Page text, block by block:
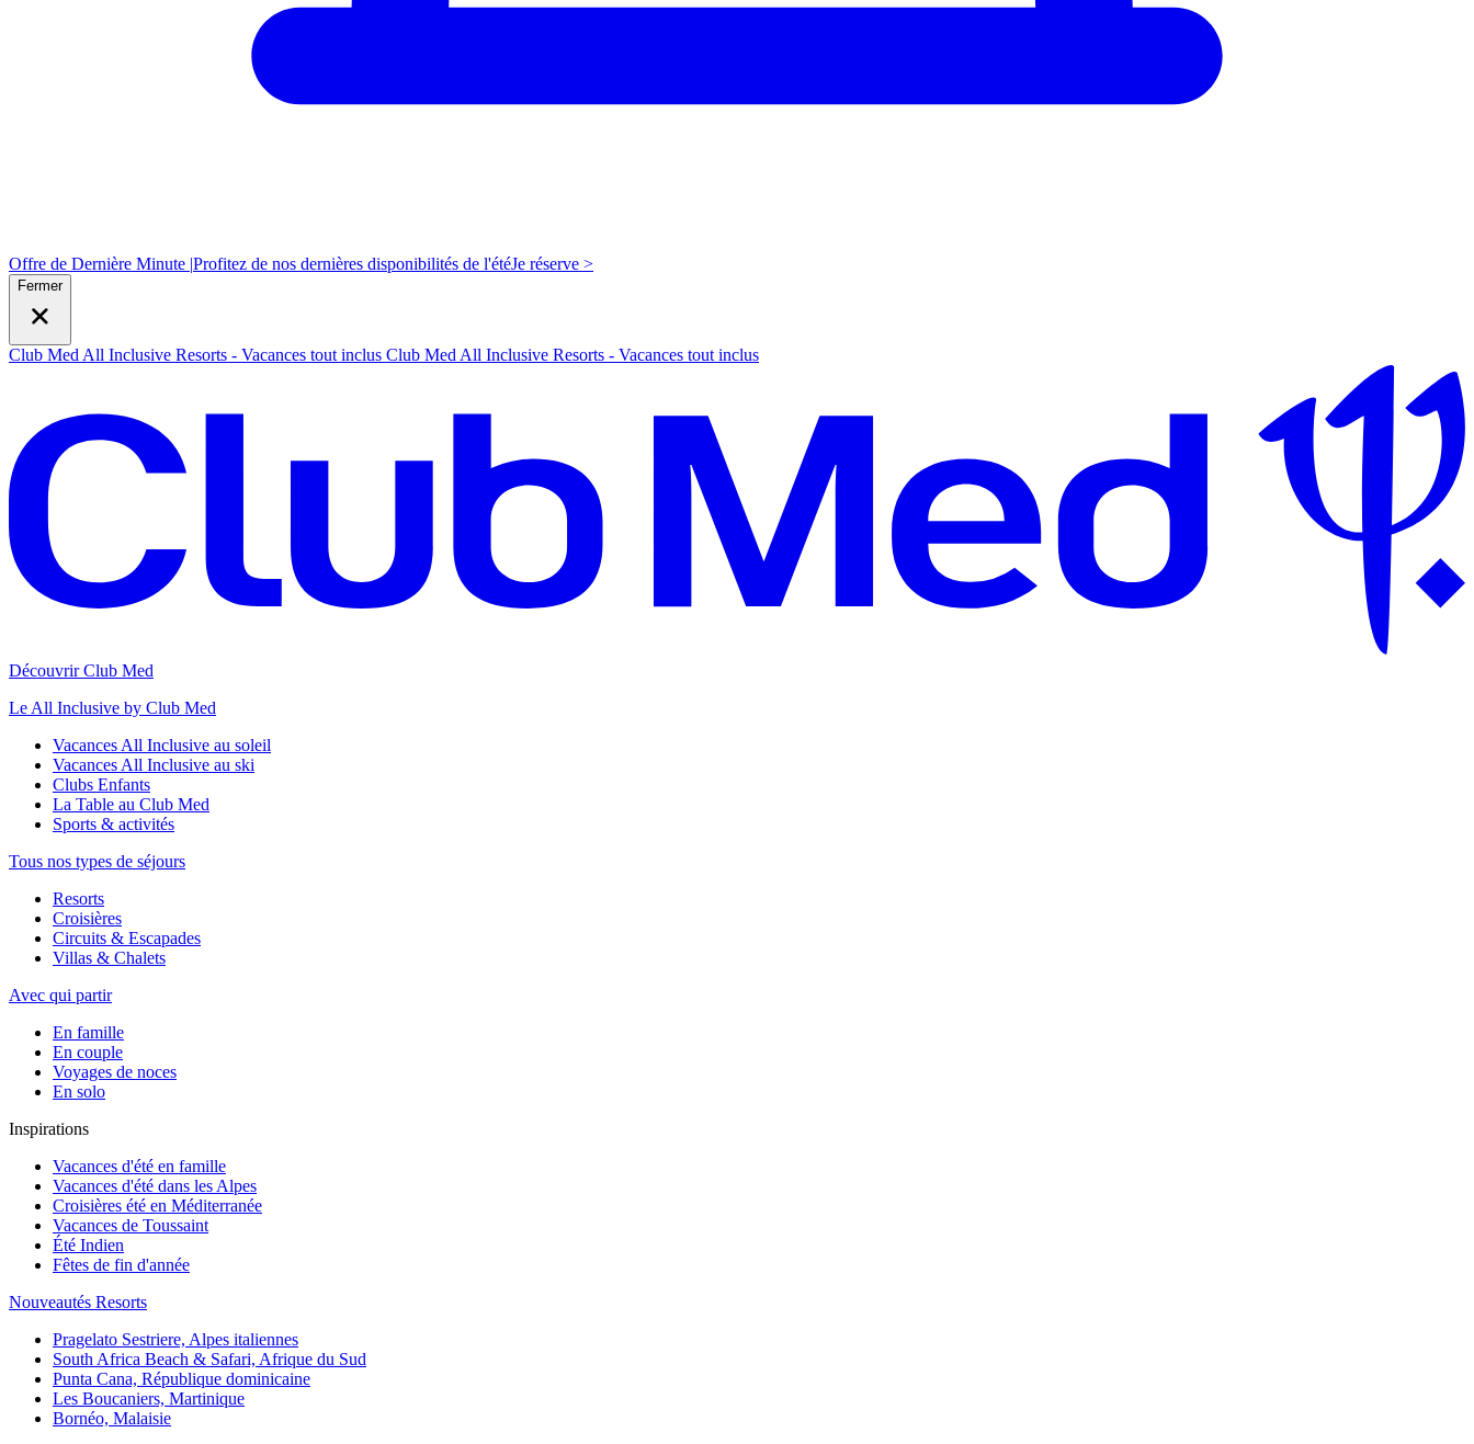
Offre de Dernière Minute |Profitez de nos dernières disponibilités de l'étéJe réserve >
Fermer
Club Med All Inclusive Resorts - Vacances tout inclus Club Med All Inclusive Resorts - Vacances tout inclus
Découvrir Club Med
Le All Inclusive by Club Med
Vacances All Inclusive au soleil
Vacances All Inclusive au ski
Clubs Enfants
La Table au Club Med
Sports & activités
Tous nos types de séjours
Resorts
Croisières
Circuits & Escapades
Villas & Chalets
Avec qui partir
En famille
En couple
Voyages de noces
En solo
Inspirations
Vacances d'été en famille
Vacances d'été dans les Alpes
Croisières été en Méditerranée
Vacances de Toussaint
Été Indien
Fêtes de fin d'année
Nouveautés Resorts
Pragelato Sestriere, Alpes italiennes
South Africa Beach & Safari, Afrique du Sud
Punta Cana, République dominicaine
Les Boucaniers, Martinique
Bornéo, Malaisie